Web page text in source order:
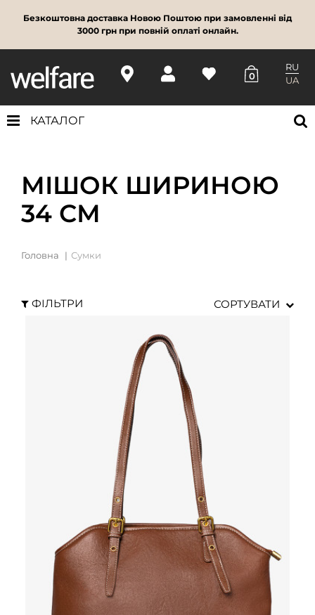
Безкоштовна доставка Новою Поштою при замовленні від
3000 грн при повній оплаті онлайн.
0
RU
UA
КАТАЛОГ
МІШОК ШИРИНОЮ
34 СМ
Головна Сумки
ФІЛЬТРИ СОРТУВАТИ